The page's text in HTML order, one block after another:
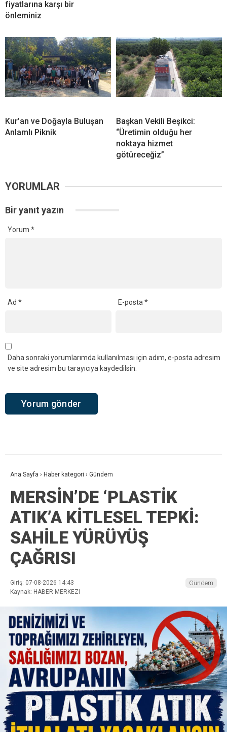
fiyatlarına karşı bir
önleminiz
Kur’an ve Doğayla Buluşan
Anlamlı Piknik
Başkan Vekili Beşikci:
“Üretimin olduğu her
noktaya hizmet
götüreceğiz”
YORUMLAR
Bir yanıt yazın
Yorum *
Ad * E-posta*
Daha sonraki yorumlarımda kullanılması için adım, e-posta adresim
ve site adresim bu tarayıcıya kaydedilsin.
Ana Sayfa › Haber kategori › Gündem
MERSİN’DE ‘PLASTİK
ATIK’A KİTLESEL TEPKİ:
SAHİLE YÜRÜYÜŞ
ÇAĞRISI
Giriş: 07-08-2026 14:43
Kaynak: HABER MERKEZI
Gündem